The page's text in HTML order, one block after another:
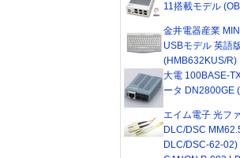
11搭載モデル
金井電器産業
USBモデル 英語
(HMB632KUS/R)
大電 100BASE-
ータ DN2800GE
エイム電子 光フ
DLC/DSC
DLC/DSC-62-02)